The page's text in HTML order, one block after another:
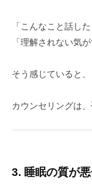
「こんなこと話し
「理解されない気が
そう感じていると
カウンセリングは、
3. 睡眠の質が